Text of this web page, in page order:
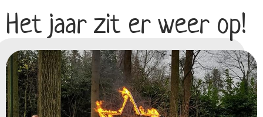
Het jaar zit er weer op!